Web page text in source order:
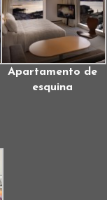
Apartamento de
esquina